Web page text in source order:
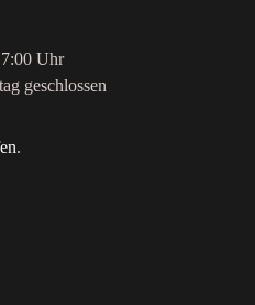
Uhr
geschlossen
.